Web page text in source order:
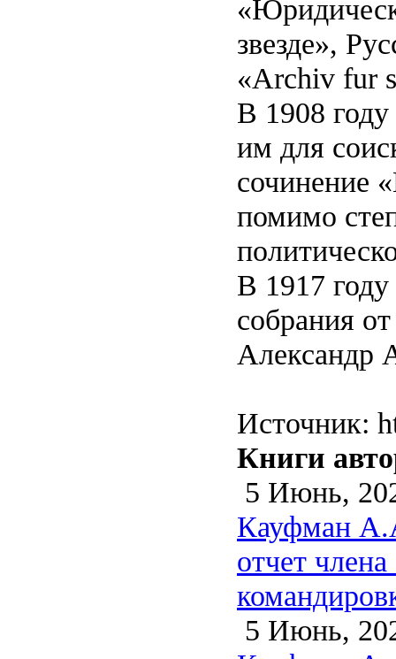
звезде»,
«Archiv fur
В 1908
им для
сочинение
помимо
В 1917
собрания
Александр
Источник:
Книги
5 Июнь,
Кауфман
отчет
5 Июнь,